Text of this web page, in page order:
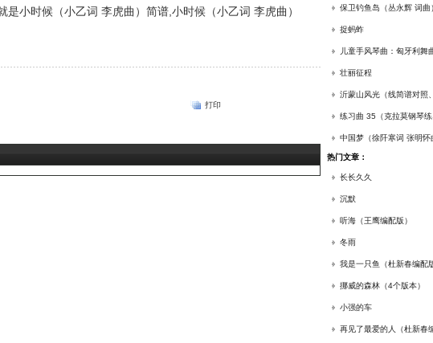
是小时候（小乙词 李虎曲）简谱,小时候（小乙词 李虎曲）
打印
保卫钓鱼岛（丛永辉 词曲
捉蚂蚱
儿童手风琴曲：匈牙利舞
壮丽征程
沂蒙山风光（线简谱对照
练习曲 35（克拉莫钢琴练
中国梦（徐阡寒词 张明怀
热门文章：
长长久久
沉默
听海（王鹰编配版）
冬雨
我是一只鱼（杜新春编配
挪威的森林（4个版本）
小强的车
再见了最爱的人（杜新春